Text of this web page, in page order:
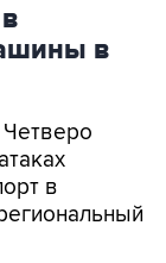
в
Четверо
в